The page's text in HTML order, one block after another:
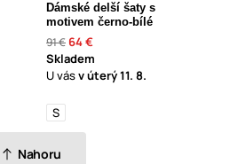
Dámské delší šaty s
motivem černo-bílé
91 € 64 €
Skladem
U vásv úterý11. 8.
S
Nahoru